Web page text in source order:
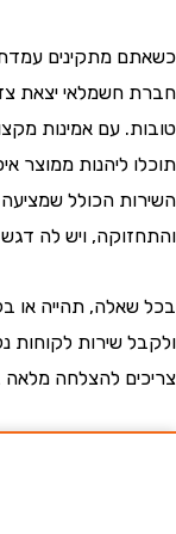
יצאת צדיק,
עם אמינות מקצועית
ליהנות ממוצר איכותי
הכולל שמציעה
ויש לה דגש
תהייה או
שירות לקוחות
להצלחה מלאה